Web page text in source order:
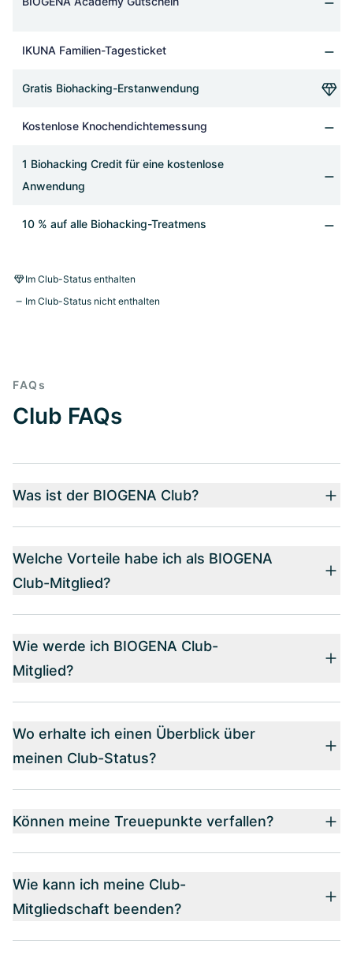
IKUNA Familien-Tagesticket
Gratis Biohacking-Erstanwendung
Kostenlose Knochendichtemessung
1 Biohacking Credit für eine kostenlose
Anwendung
10 % auf alle Biohacking-Treatmens
Im Club-Status enthalten
Im Club-Status nicht enthalten
FAQs
Club FAQs
Was ist der BIOGENA Club?
Welche Vorteile habe ich als BIOGENA
Club-Mitglied?
Wie werde ich BIOGENA Club-
Mitglied?
Wo erhalte ich einen Überblick über
meinen Club-Status?
Können meine Treuepunkte verfallen?
Wie kann ich meine Club-
Mitgliedschaft beenden?